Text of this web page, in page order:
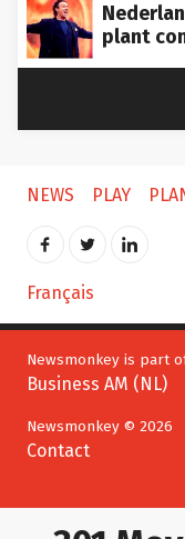
plant
NEWS PLAY
Français
Newsmonkey is part
Business AM (NL)
Newsmonkey © 2026
Contact